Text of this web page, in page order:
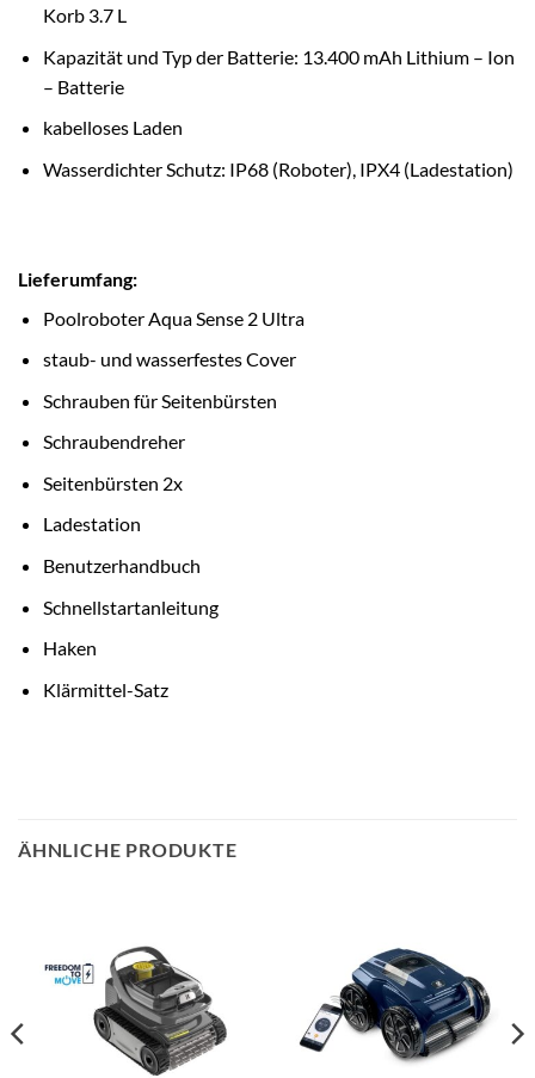
Korb 3.7 L
Kapazität und Typ der Batterie: 13.400 mAh Lithium – Ion
– Batterie
kabelloses Laden
Wasserdichter Schutz: IP68 (Roboter), IPX4 (Ladestation)
Lieferumfang:
Poolroboter Aqua Sense 2 Ultra
staub- und wasserfestes Cover
Schrauben für Seitenbürsten
Schraubendreher
Seitenbürsten 2x
Ladestation
Benutzerhandbuch
Schnellstartanleitung
Haken
Klärmittel-Satz
ÄHNLICHE PRODUKTE